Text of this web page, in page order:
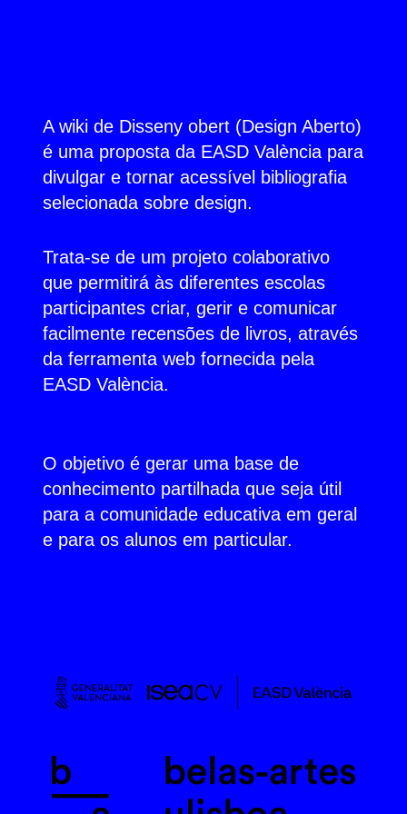
A wiki de Disseny obert (Design Aberto)
é uma proposta da EASD València para
divulgar e tornar acessível bibliografia
selecionada sobre design.
Trata-se de um projeto colaborativo
que permitirá às diferentes escolas
participantes criar, gerir e comunicar
facilmente recensões de livros, através
da ferramenta web fornecida pela
EASD València.
O objetivo é gerar uma base de
conhecimento partilhada que seja útil
para a comunidade educativa em geral
e para os alunos em particular.